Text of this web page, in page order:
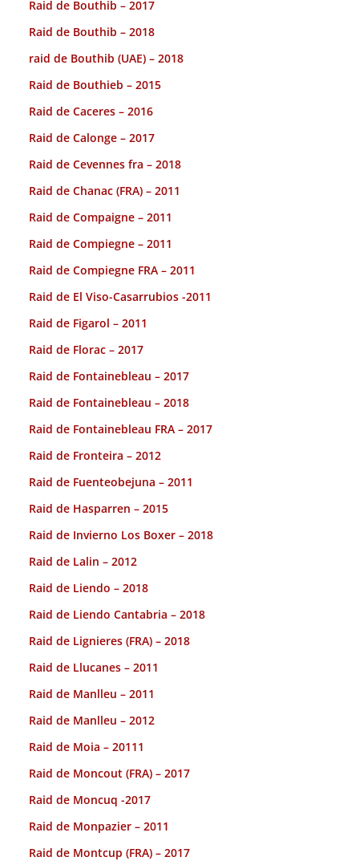
Raid de Bouthib – 2017
Raid de Bouthib – 2018
raid de Bouthib (UAE) – 2018
Raid de Bouthieb – 2015
Raid de Caceres – 2016
Raid de Calonge – 2017
Raid de Cevennes fra – 2018
Raid de Chanac (FRA) – 2011
Raid de Compaigne – 2011
Raid de Compiegne – 2011
Raid de Compiegne FRA – 2011
Raid de El Viso-Casarrubios -2011
Raid de Figarol – 2011
Raid de Florac – 2017
Raid de Fontainebleau – 2017
Raid de Fontainebleau – 2018
Raid de Fontainebleau FRA – 2017
Raid de Fronteira – 2012
Raid de Fuenteobejuna – 2011
Raid de Hasparren – 2015
Raid de Invierno Los Boxer – 2018
Raid de Lalin – 2012
Raid de Liendo – 2018
Raid de Liendo Cantabria – 2018
Raid de Lignieres (FRA) – 2018
Raid de Llucanes – 2011
Raid de Manlleu – 2011
Raid de Manlleu – 2012
Raid de Moia – 20111
Raid de Moncout (FRA) – 2017
Raid de Moncuq -2017
Raid de Monpazier – 2011
Raid de Montcup (FRA) – 2017